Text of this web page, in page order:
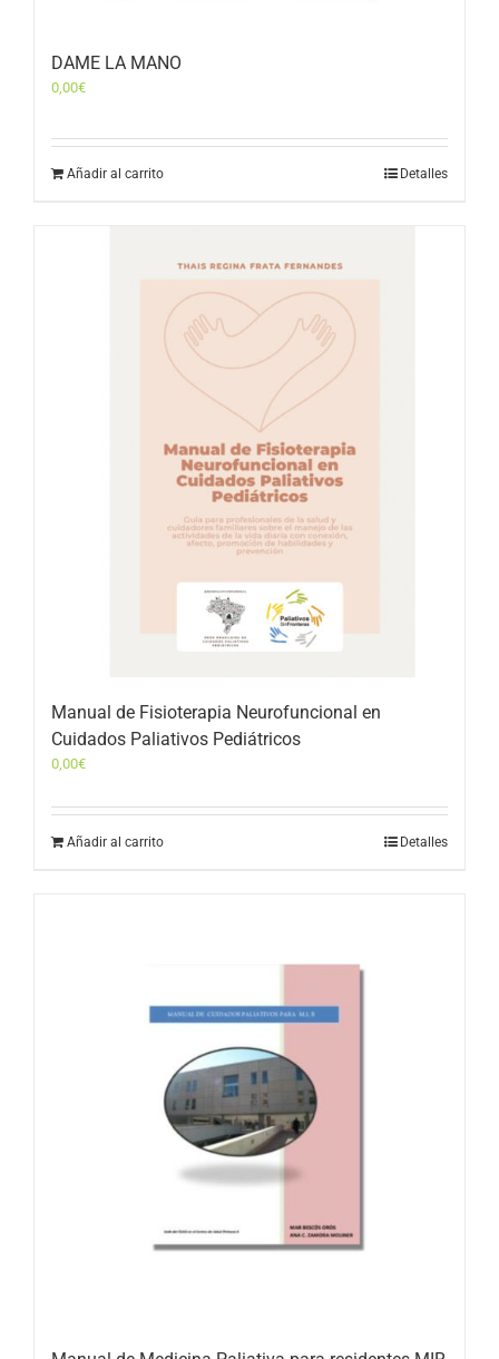
DAME LA MANO
0,00€
Añadir al carrito Detalles
Manual de Fisioterapia Neurofuncional en
Cuidados Paliativos Pediátricos
0,00€
Añadir al carrito Detalles